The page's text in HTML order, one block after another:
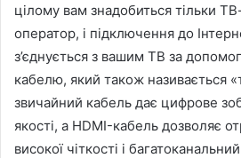
цілому вам знадобиться тільки
оператор, і підключення до
з’єднується з вашим ТВ за
кабелю, який також називається
звичайний кабель дає цифрове
якості, а HDMI-кабель дозволяє
високої чіткості і